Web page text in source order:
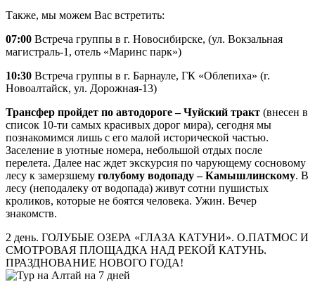
Также, мы можем Вас встретить:
07:00 Встреча группы в г. Новосибирске, (ул. Вокзальная
магистраль-1, отель «Маринс парк»)
10:30 Встреча группы в г. Барнауле, ГК «Облепиха» (г.
Новоалтайск, ул. Дорожная-13)
Трансфер пройдет по автодороге – Чуйский тракт (внесен в
список 10-ти самых красивых дорог мира), сегодня мы
познакомимся лишь с его малой исторической частью.
Заселение в уютные номера, небольшой отдых после
перелета. Далее нас ждет экскурсия по чарующему сосновому
лесу к замерзшему голубому водопаду – Камышлинскому. В
лесу (неподалеку от водопада) живут сотни пушистых
кроликов, которые не боятся человека. Ужин. Вечер
знакомств.
2 день. ГОЛУБЫЕ ОЗЕРА «ГЛАЗА КАТУНИ». О.ПАТМОС И
СМОТРОВАЯ ПЛОЩАДКА НАД РЕКОЙ КАТУНЬ.
ПРАЗДНОВАНИЕ НОВОГО ГОДА!